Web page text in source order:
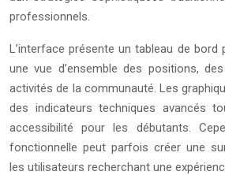
professionnels.
L’interface présente un tableau de
une vue d’ensemble des positions,
activités de la communauté. Les
des indicateurs techniques avancés
accessibilité pour les débutants.
fonctionnelle peut parfois créer une
les utilisateurs recherchant une